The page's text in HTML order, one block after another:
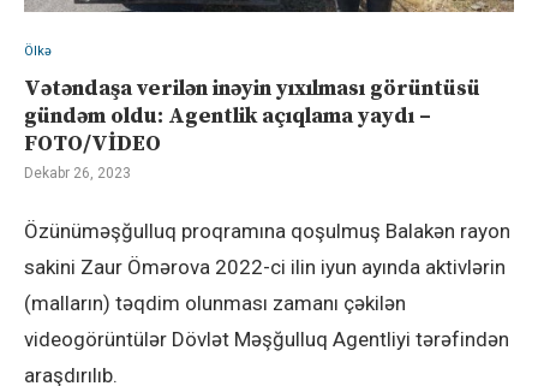
Ölkə
Vətəndaşa verilən inəyin yıxılması görüntüsü
gündəm oldu: Agentlik açıqlama yaydı –
FOTO/VİDEO
Dekabr 26, 2023
Özünüməşğulluq proqramına qoşulmuş Balakən rayon
sakini Zaur Ömərova 2022-ci ilin iyun ayında aktivlərin
(malların) təqdim olunması zamanı çəkilən
videogörüntülər Dövlət Məşğulluq Agentliyi tərəfindən
araşdırılıb.